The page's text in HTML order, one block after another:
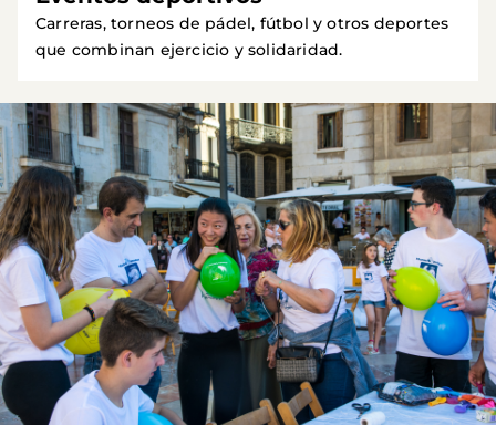
Carreras, torneos de pádel, fútbol y otros deportes
que combinan ejercicio y solidaridad.
Imagen